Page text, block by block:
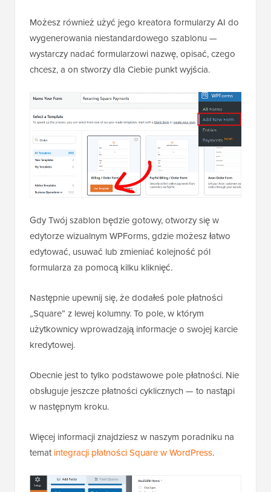
Możesz również użyć jego kreatora formularzy AI do
wygenerowania niestandardowego szablonu —
wystarczy nadać formularzowi nazwę, opisać, czego
chcesz, a on stworzy dla Ciebie punkt wyjścia.
Gdy Twój szablon będzie gotowy, otworzy się w
edytorze wizualnym WPForms, gdzie możesz łatwo
edytować, usuwać lub zmieniać kolejność pól
formularza za pomocą kilku kliknięć.
Następnie upewnij się, że dodałeś pole płatności
„Square” z lewej kolumny. To pole, w którym
użytkownicy wprowadzają informacje o swojej karcie
kredytowej.
Obecnie jest to tylko podstawowe pole płatności. Nie
obsługuje jeszcze płatności cyklicznych — to nastąpi
w następnym kroku.
Więcej informacji znajdziesz w naszym poradniku na
tematintegracji płatności Square w WordPress.